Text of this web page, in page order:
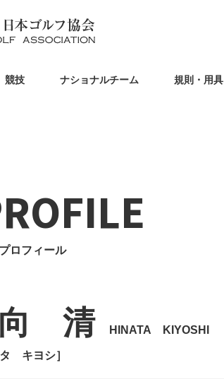
競技 ナショナルチーム 規則・用具
ロフィール
向 清 HINATA KIYOSHI
タ キヨシ］